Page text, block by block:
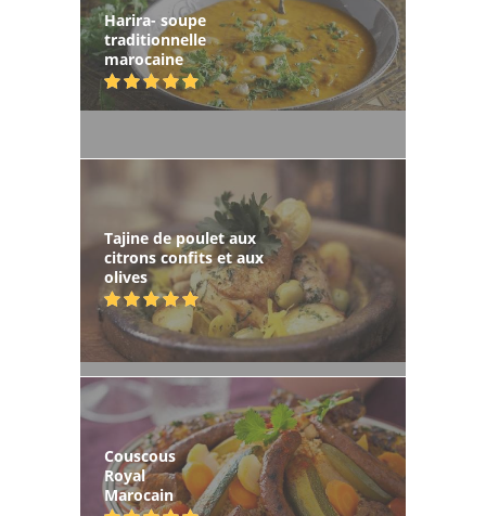
Harira- soupe
traditionnelle
marocaine
Tajine de poulet aux
citrons confits et aux
olives
Couscous
Royal
Marocain